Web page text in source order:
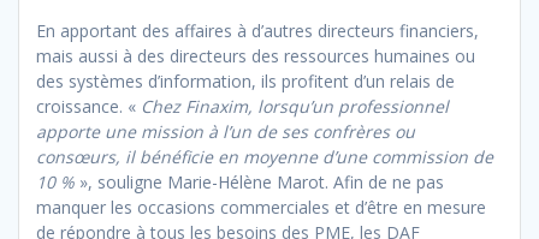
En apportant des affaires à d’autres directeurs financiers,
mais aussi à des directeurs des ressources humaines ou
des systèmes d’information, ils profitent d’un relais de
croissance. « Chez Finaxim, lorsqu’un professionnel
apporte une mission à l’un de ses confrères ou
consœurs, il bénéficie en moyenne d’une commission de
10 % », souligne Marie-Hélène Marot. Afin de ne pas
manquer les occasions commerciales et d’être en mesure
de répondre à tous les besoins des PME, les DAF